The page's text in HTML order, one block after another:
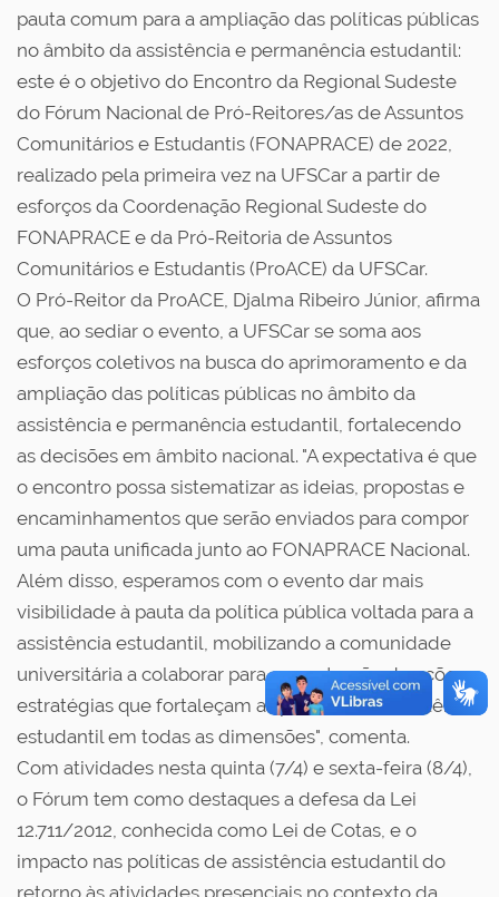
pauta comum para a ampliação das políticas públicas
no âmbito da assistência e permanência estudantil:
este é o objetivo do Encontro da Regional Sudeste
do Fórum Nacional de Pró-Reitores/as de Assuntos
Comunitários e Estudantis (FONAPRACE) de 2022,
realizado pela primeira vez na UFSCar a partir de
esforços da Coordenação Regional Sudeste do
FONAPRACE e da Pró-Reitoria de Assuntos
Comunitários e Estudantis (ProACE) da UFSCar.
O Pró-Reitor da ProACE, Djalma Ribeiro Júnior, afirma
que, ao sediar o evento, a UFSCar se soma aos
esforços coletivos na busca do aprimoramento e da
ampliação das políticas públicas no âmbito da
assistência e permanência estudantil, fortalecendo
as decisões em âmbito nacional. "A expectativa é que
o encontro possa sistematizar as ideias, propostas e
encaminhamentos que serão enviados para compor
uma pauta unificada junto ao FONAPRACE Nacional.
Além disso, esperamos com o evento dar mais
visibilidade à pauta da política pública voltada para a
assistência estudantil, mobilizando a comunidade
universitária a colaborar para a construção de ações e
estratégias que fortaleçam as políticas de assistência
estudantil em todas as dimensões", comenta.
Com atividades nesta quinta (7/4) e sexta-feira (8/4),
o Fórum tem como destaques a defesa da Lei
12.711/2012, conhecida como Lei de Cotas, e o
impacto nas políticas de assistência estudantil do
retorno às atividades presenciais no contexto da